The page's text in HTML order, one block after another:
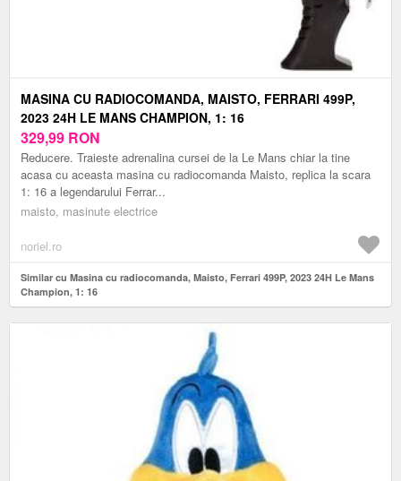
MASINA CU RADIOCOMANDA, MAISTO, FERRARI 499P,
2023 24H LE MANS CHAMPION, 1: 16
329,99 RON
Reducere. Traieste adrenalina cursei de la Le Mans chiar la tine
acasa cu aceasta masina cu radiocomanda Maisto, replica la scara
1: 16 a legendarului Ferrar...
maisto, masinute electrice
noriel.ro
Similar cu Masina cu radiocomanda, Maisto, Ferrari 499P, 2023 24H Le Mans
Champion, 1: 16